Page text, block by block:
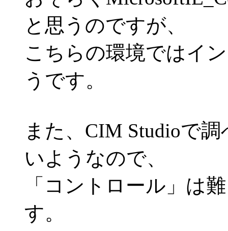
と思うのですが、
こちらの環境ではイ
うです。
また、CIM Studioで
いようなので、
「コントロール」は
す。